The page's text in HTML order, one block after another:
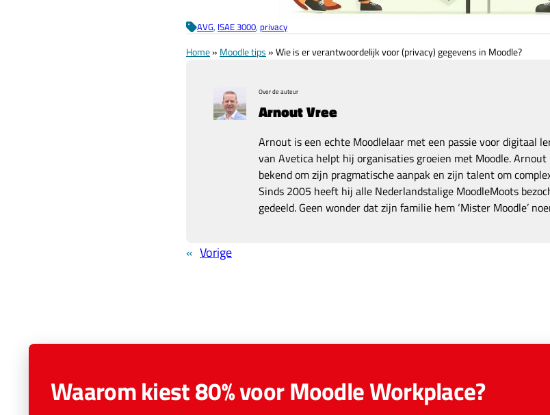
AVG, ISAE 3000, privacy
Home» Moodle tips »Wie is er verantwoordelijk voor (privacy) gegevens in Moodle?
Over de auteur
Arnout Vree
Arnout is een echte Moodlelaar met een passie voor digitaal
van Avetica helpt hij organisaties groeien met Moodle.
bekend om zijn pragmatische aanpak en zijn talent om
Sinds 2005 heeft hij alle Nederlandstalige MoodleMoots
gedeeld. Geen wonder dat zijn familie hem ‘Mister Moodle’
« Vorige
Waarom kiest 80% voor Moodle Workplace?